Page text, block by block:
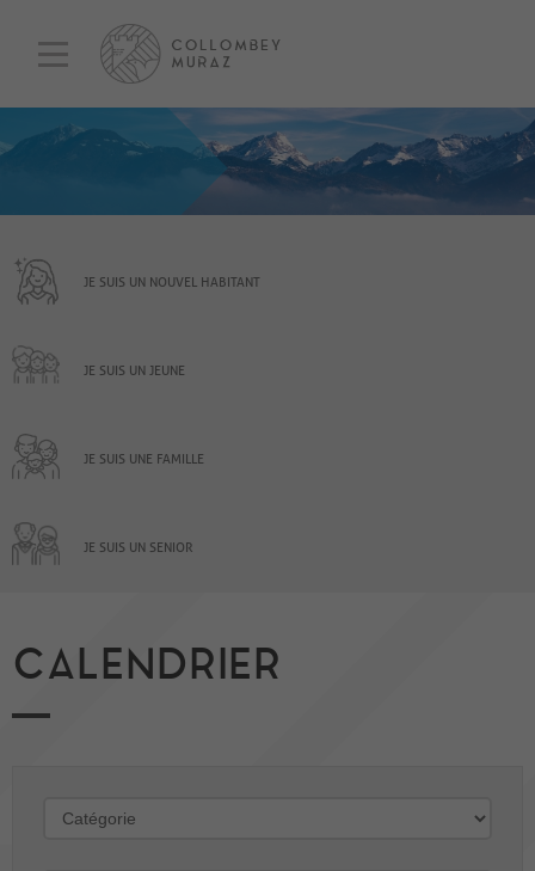
JE SUIS UN NOUVEL HABITANT
JE SUIS UN JEUNE
JE SUIS UNE FAMILLE
JE SUIS UN SENIOR
CALENDRIER